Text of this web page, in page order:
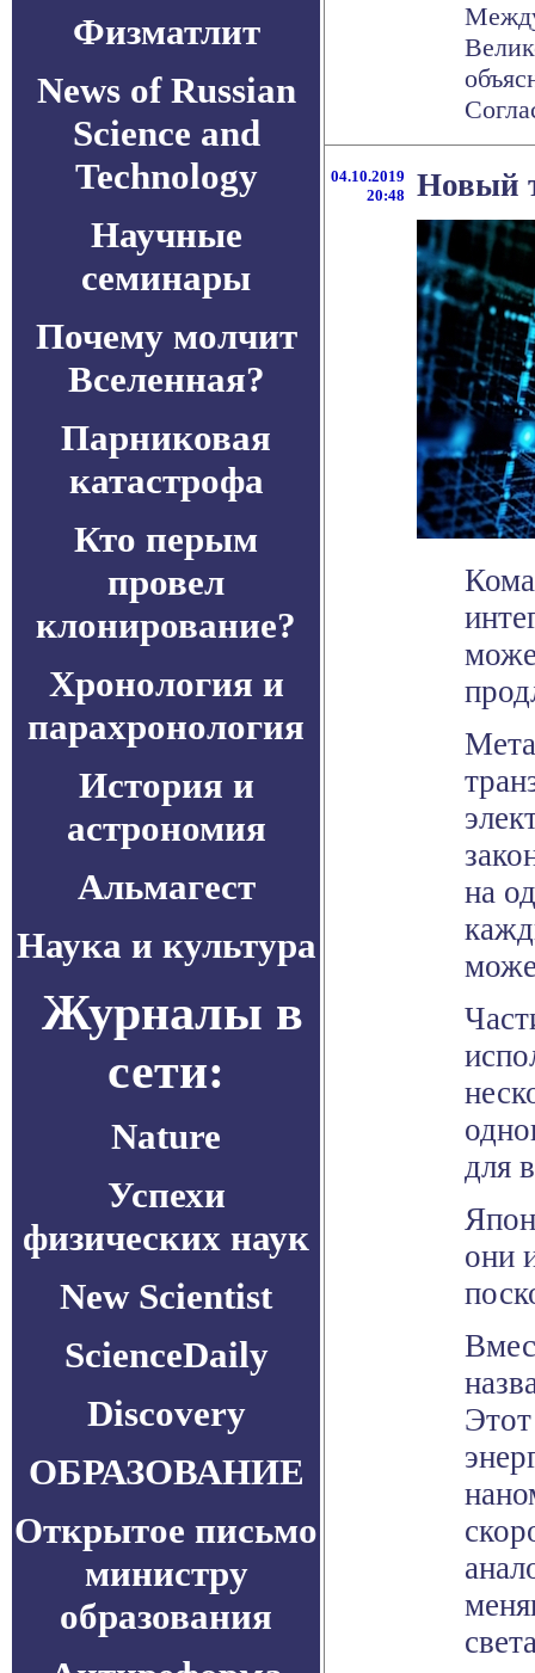
Физматлит
News of Russian
Science and
Technology
Научные
семинары
Почему молчит
Вселенная?
Парниковая
катастрофа
Кто перым
провел
клонирование?
Хронология и
парахронология
История и
астрономия
Альмагест
Наука и культура
Журналы в
сети:
Nature
Успехи
физических наук
New Scientist
ScienceDaily
Discovery
ОБРАЗОВАНИЕ
Открытое письмо
министру
образования
04.10.2019
20:48
Новый
на
для
они